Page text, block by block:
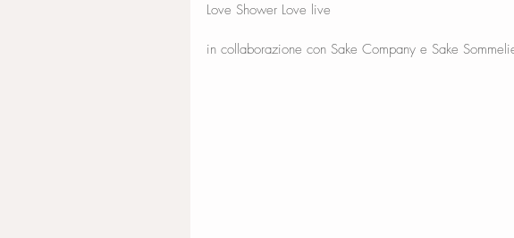
Love Shower Love live
in collaborazione con Sake Company e Sake